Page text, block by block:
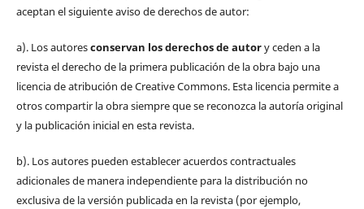
aceptan el siguiente aviso de derechos de autor:
a). Los autoresconservan los derechos de autory ceden a la
revista el derecho de la primera publicación de la obra bajo una
licencia de atribución de Creative Commons. Esta licencia permite a
otros compartir la obra siempre que se reconozca la autoría original
y la publicación inicial en esta revista.
b). Los autores pueden establecer acuerdos contractuales
adicionales de manera independiente para la distribución no
exclusiva de la versión publicada en la revista (por ejemplo,